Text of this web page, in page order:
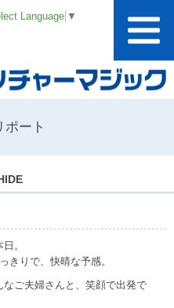
Language ▼
ポート
。
きりで、快晴な予感。
ご夫婦さんと、笑顔で出発で